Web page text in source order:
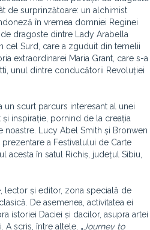
de surprinzătoare: un alchimist
în vremea domniei Reginei
dragoste dintre Lady Arabella
cel Surd, care a zguduit din temelii
extraordinarei Maria Grant, care s-a
unul dintre conducătorii Revoluției
scurt parcurs interesant al unei
inspirație, pornind de la creația
noastre. Lucy Abel Smith și Bronwen
a Festivalului de Carte
acesta în satul Richiș, județul Sibiu,
lector și editor, zona specială de
De asemenea, activitatea ei
istoriei Daciei și dacilor, asupra artei
A scris, între altele, „ Journey to